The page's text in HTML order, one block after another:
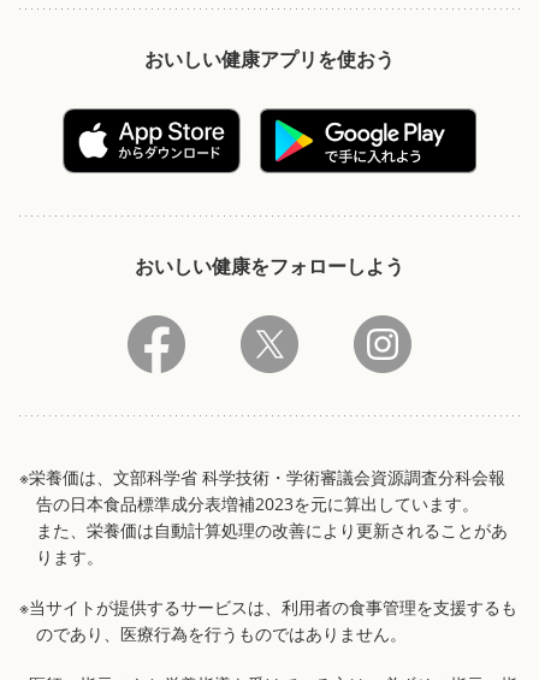
おいしい健康アプリを使おう
おいしい健康をフォローしよう
※栄養価は、文部科学省 科学技術・学術審議会資源調査分科会報
告の日本食品標準成分表増補2023を元に算出しています。
また、栄養価は自動計算処理の改善により更新されることがあ
ります。
※当サイトが提供するサービスは、利用者の食事管理を支援するも
のであり、医療行為を行うものではありません。